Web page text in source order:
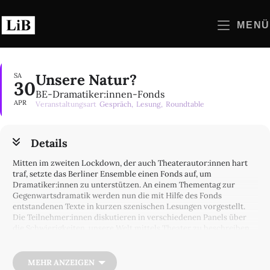
Inhalt
springen
MENÜ
SA
30
APR
Unsere Natur?
BE-Dramatiker:innen-Fonds
Veranstaltungsart Gespräch, Lesung, Roundtable
Details
Mitten im zweiten Lockdown, der auch Theaterautor:innen hart
traf, setzte das Berliner Ensemble einen Fonds auf, um
Dramatiker:innen zu unterstützen. An einem Thementag zur
Gegenwartsdramatik werden nun die mit Hilfe des Fonds
entstandenen Texte in kurzen szenischen Lesungen vorgestellt.
Die Teilnehmer:innen diskutieren in verschiedenen Panels über
Mensch, Natur und Katastrophe auszuloten.
MEHR ANZEIGEN